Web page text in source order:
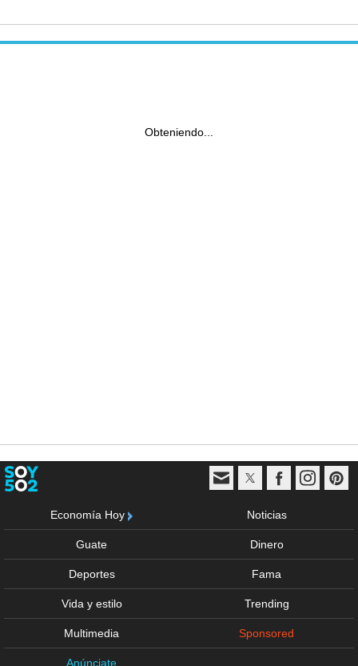
Obteniendo...
Economía Hoy Noticias
Guate Dinero
Deportes Fama
Vida y estilo Trending
Multimedia Sponsored
Anúnciate